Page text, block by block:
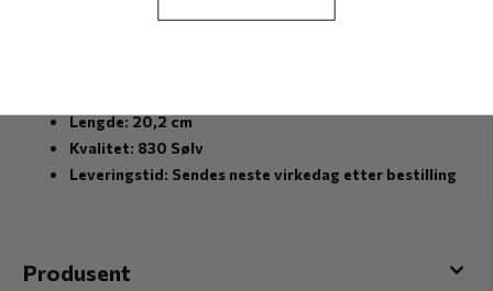
graveringer. Ekte norsk sølv til halv pris av nypris hos
Lengde: 20,2 cm
Kvalitet: 830 Sølv
Leveringstid: Sendes neste virkedag etter bestilling
Produsent